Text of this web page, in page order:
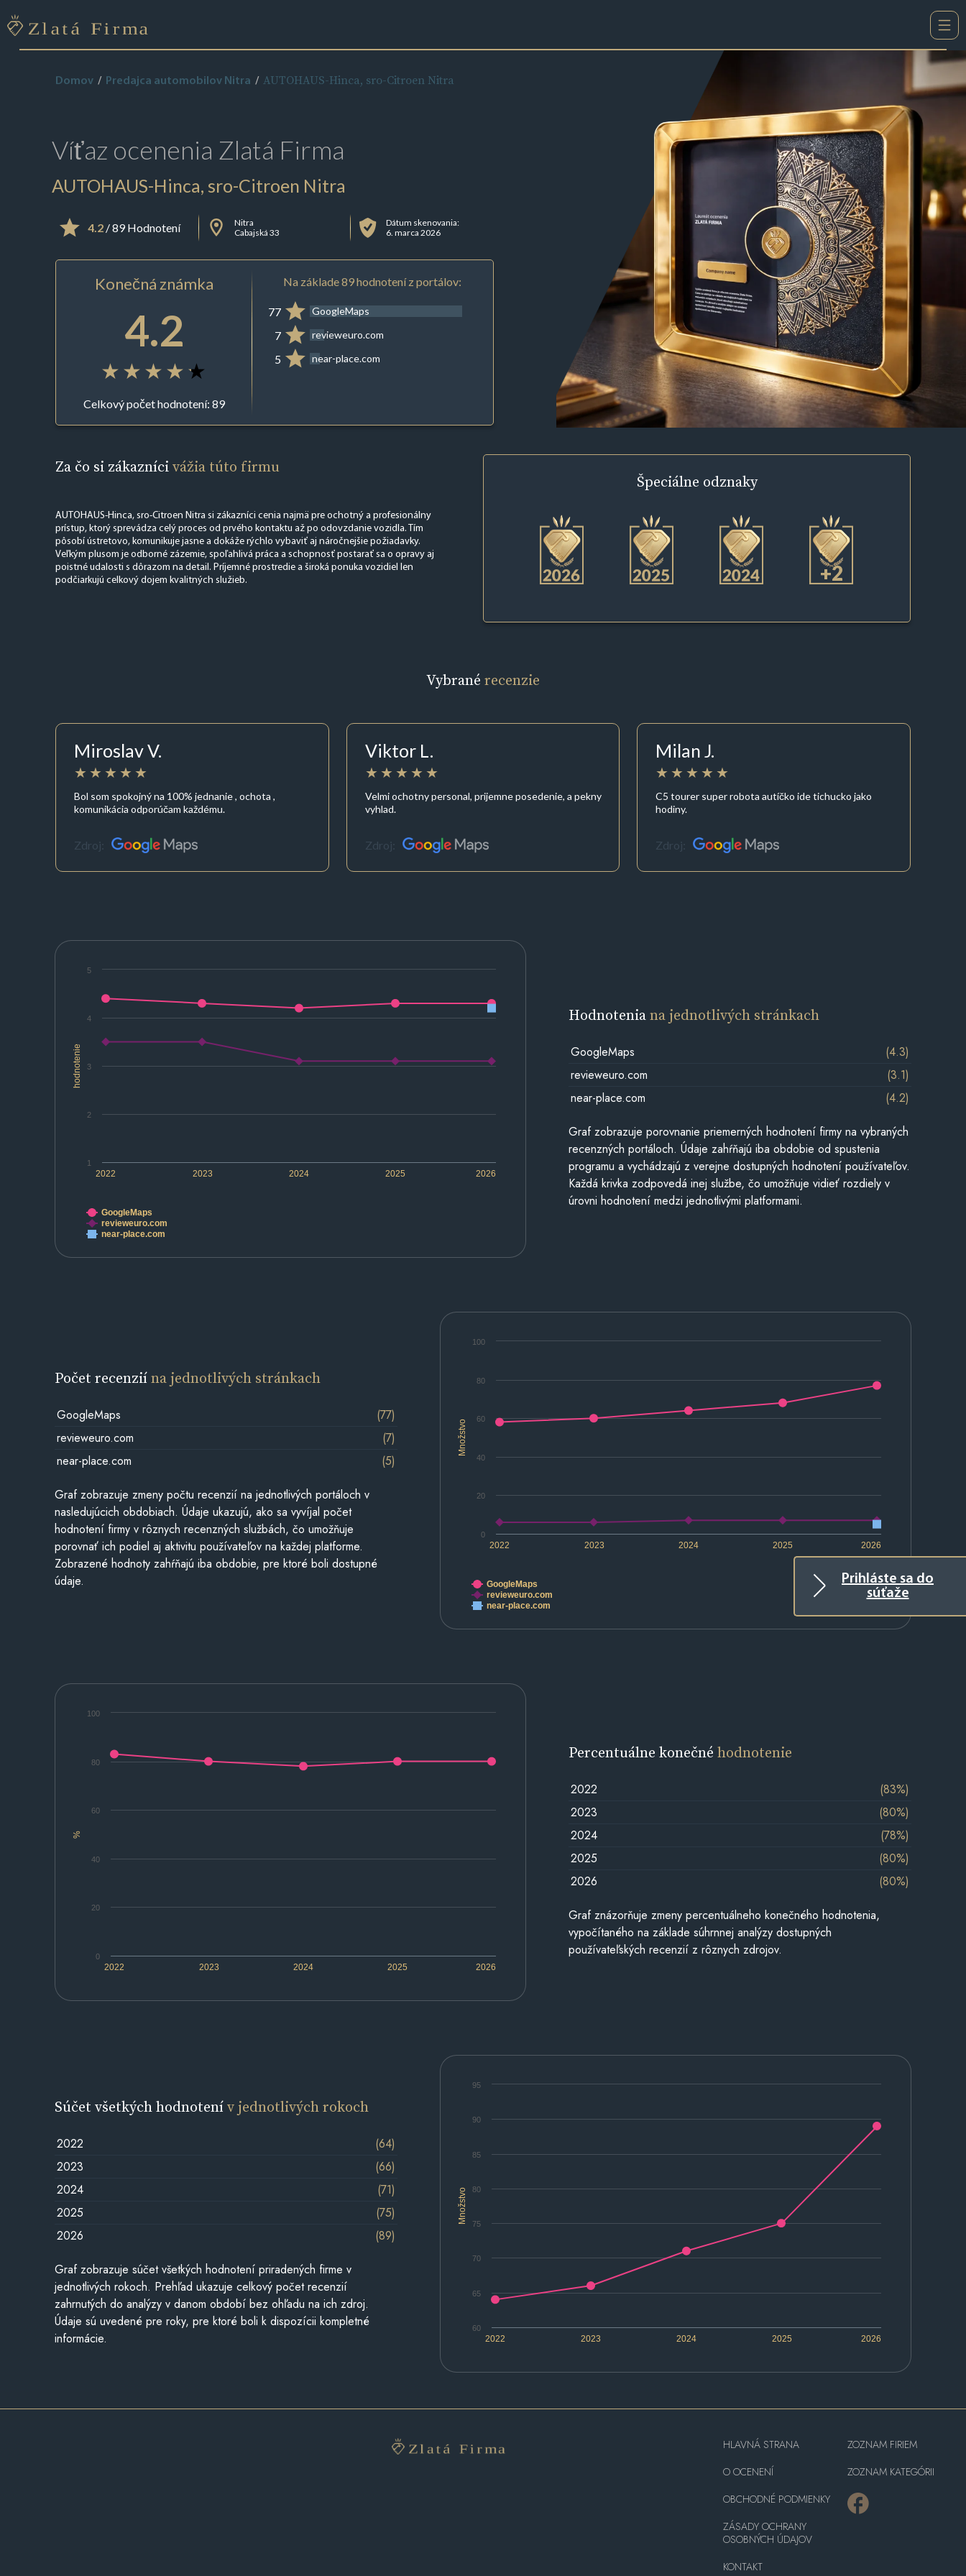
Prihláste sa do
súťaže
Domov Predajca automobilov Nitra AUTOHAUS-Hinca, sro-Citroen Nitra
Víťaz ocenenia Zlatá Firma
AUTOHAUS-Hinca, sro-Citroen Nitra
4.2/ 89 Hodnotení
Nitra
Cabajská 33
Dátum skenovania:
6. marca 2026
Konečná známka
4.2
Celkový počet hodnotení: 89
Na základe 89 hodnotení z portálov:
77 GoogleMaps
7 revieweuro.com
5 near-place.com
Za čo si zákaznícivážia túto firmu
AUTOHAUS-Hinca, sro-Citroen Nitra si zákazníci cenia najmä pre ochotný a profesionálny
prístup, ktorý sprevádza celý proces od prvého kontaktu až po odovzdanie vozidla. Tím
pôsobí ústretovo, komunikuje jasne a dokáže rýchlo vybaviť aj náročnejšie požiadavky.
Veľkým plusom je odborné zázemie, spoľahlivá práca a schopnosť postarať sa o opravy aj
poistné udalosti s dôrazom na detail. Príjemné prostredie a široká ponuka vozidiel len
podčiarkujú celkový dojem kvalitných služieb.
Špeciálne odznaky
+2
Vybrané recenzie
Miroslav V.
Bol som spokojný na 100% jednanie , ochota ,
komunikácia odporúčam každému.
Zdroj:
Viktor L.
Velmi ochotny personal, prijemne posedenie, a pekny
vyhlad.
Zdroj:
Milan J.
C5 tourer super robota autíčko ide tichucko jako
hodiny.
Zdroj:
hodnotenie
2022 2023 2024 2025 2026
1
2
3
4
5
GoogleMaps
revieweuro.com
near-place.com
Hodnoteniana jednotlivých stránkach
GoogleMaps
(4.3)
revieweuro.com
(3.1)
near-place.com
(4.2)
Graf zobrazuje porovnanie priemerných hodnotení firmy na vybraných
recenzných portáloch. Údaje zahŕňajú iba obdobie od spustenia
programu a vychádzajú z verejne dostupných hodnotení používateľov.
Každá krivka zodpovedá inej službe, čo umožňuje vidieť rozdiely v
úrovni hodnotení medzi jednotlivými platformami.
Množstvo
2022 2023 2024 2025 2026
0
20
40
60
80
100
GoogleMaps
revieweuro.com
near-place.com
Počet recenziína jednotlivých stránkach
GoogleMaps
(77)
revieweuro.com
(7)
near-place.com
(5)
Graf zobrazuje zmeny počtu recenzií na jednotlivých portáloch v
nasledujúcich obdobiach. Údaje ukazujú, ako sa vyvíjal počet
hodnotení firmy v rôznych recenzných službách, čo umožňuje
porovnať ich podiel aj aktivitu používateľov na každej platforme.
Zobrazené hodnoty zahŕňajú iba obdobie, pre ktoré boli dostupné
údaje.
%
2022 2023 2024 2025 2026
0
20
40
60
80
100
Percentuálne konečnéhodnotenie
2022
(83%)
2023
(80%)
2024
(78%)
2025
(80%)
2026
(80%)
Graf znázorňuje zmeny percentuálneho konečného hodnotenia,
vypočítaného na základe súhrnnej analýzy dostupných
používateľských recenzií z rôznych zdrojov.
Množstvo
2022 2023 2024 2025 2026
60
65
70
75
80
85
90
95
Súčet všetkých hodnotenív jednotlivých rokoch
2022
(64)
2023
(66)
2024
(71)
2025
(75)
2026
(89)
Graf zobrazuje súčet všetkých hodnotení priradených firme v
jednotlivých rokoch. Prehľad ukazuje celkový počet recenzií
zahrnutých do analýzy v danom období bez ohľadu na ich zdroj.
Údaje sú uvedené pre roky, pre ktoré boli k dispozícii kompletné
informácie.
HLAVNÁ STRANA
O OCENENÍ
OBCHODNÉ PODMIENKY
ZÁSADY OCHRANY
OSOBNÝCH ÚDAJOV
KONTAKT
ZOZNAM FIRIEM
ZOZNAM KATEGÓRII